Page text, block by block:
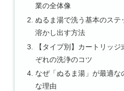
業の全体像
ぬるま湯で洗う基本のステ
溶かし出す方法
【タイプ別】カートリッ
ぞれの洗浄のコツ
なぜ「ぬるま湯」が最適な
な理由